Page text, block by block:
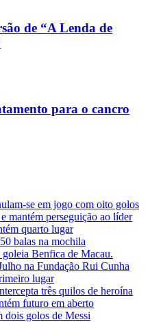
de “A Lenda de
para o cancro
se em jogo com oito golos
mantém perseguição ao líder
quarto lugar
balas na mochila
Benfica de Macau.
na Fundação Rui Cunha
lugar
três quilos de heroína
futuro em aberto
dois golos de Messi